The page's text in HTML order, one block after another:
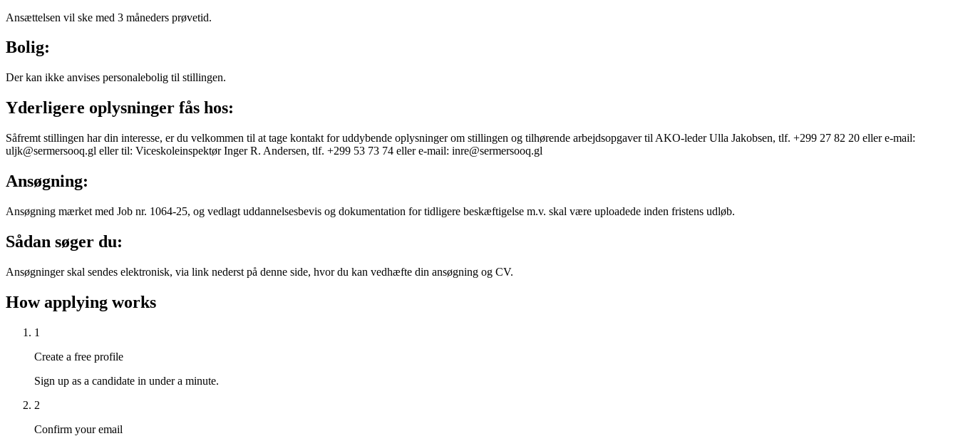
Ansættelsen vil ske med 3 måneders prøvetid.
Bolig:
Der kan ikke anvises personalebolig til stillingen.
Yderligere oplysninger fås hos:
Såfremt stillingen har din interesse, er du velkommen til at tage kontakt for uddybende oplysninger om stillingen og tilhørende arbejdsopgaver til AKO-leder Ulla Jakobsen, tlf. +299 27 82 20 eller e-mail:
uljk@sermersooq.gl eller til: Viceskoleinspektør Inger R. Andersen, tlf. +299 53 73 74 eller e-mail: inre@sermersooq.gl
Ansøgning:
Ansøgning mærket med Job nr. 1064-25, og vedlagt uddannelsesbevis og dokumentation for tidligere beskæftigelse m.v. skal være uploadede inden fristens udløb.
Sådan søger du:
Ansøgninger skal sendes elektronisk, via link nederst på denne side, hvor du kan vedhæfte din ansøgning og CV.
How applying works
1
Create a free profile
Sign up as a candidate in under a minute.
2
Confirm your email